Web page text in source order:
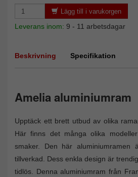
Lägg till i varukorgen
Leverans inom: 9 - 11 arbetsdagar
Beskrivning Specifikation
Amelia aluminiumram
Upptäck ett brett utbud av olika
Här finns det många olika
smaker. Den här aluminiumramen
tillverkad. Dess enkla design är
tidlös. Denna aluminiumram från